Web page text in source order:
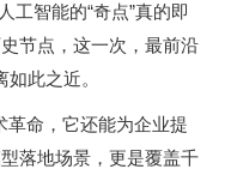
工智能的“奇点”真的即
节点，这一次，最前沿
此之近。
革命，它还能为企业提
落地场景，更是覆盖千